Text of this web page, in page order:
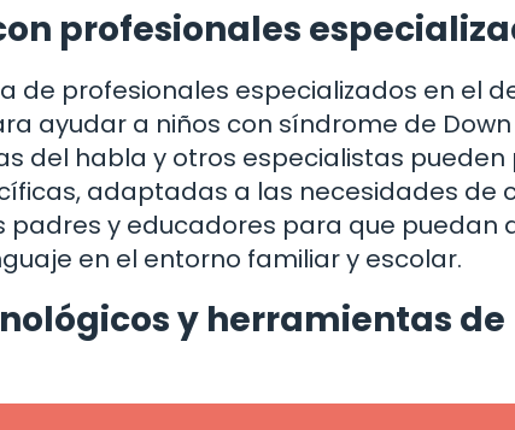
profesionales
de profesionales especializados en el
ayudar a niños con síndrome de
del habla y otros especialistas
adaptadas a las necesidades de
padres y educadores para que puedan
en el entorno familiar y escolar.
y herramientas de